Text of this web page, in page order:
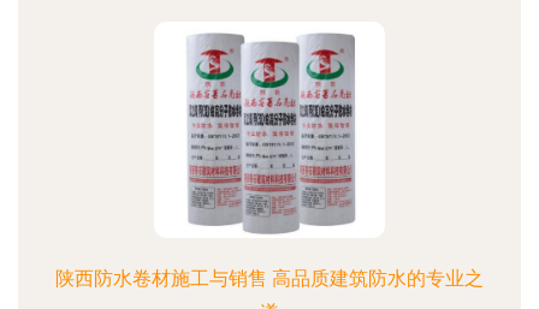
陕西防水卷材施工与销售 高品质建筑防水的专业之